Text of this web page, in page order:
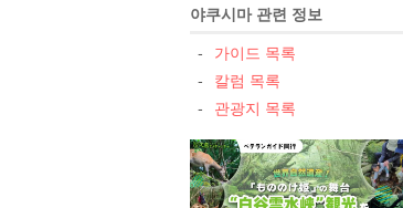
야쿠시마 관련 정보
가이드 목록
칼럼 목록
관광지 목록